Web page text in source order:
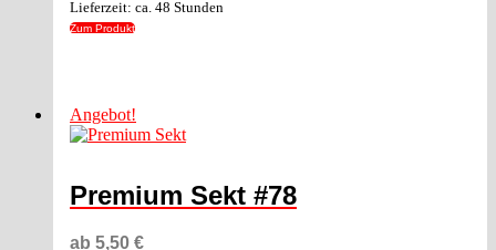
Lieferzeit: ca. 48 Stunden
Zum Produkt
Angebot!
Premium Sekt #78
ab 5,50 €